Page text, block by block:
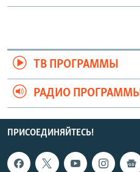
ТВ ПРОГРАММЫ
РАДИО ПРОГРАММЫ
ПРИСОЕДИНЯЙТЕСЬ!